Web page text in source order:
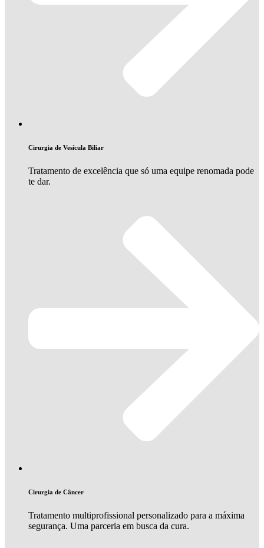
Cirurgia de Vesícula Biliar
Tratamento de excelência que só uma equipe renomada pode
te dar.
Cirurgia de Câncer
Tratamento multiprofissional personalizado para a máxima
segurança. Uma parceria em busca da cura.